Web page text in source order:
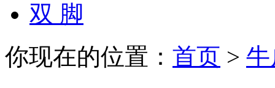
双 脚
你现在的位置： 首页 >